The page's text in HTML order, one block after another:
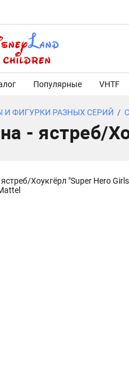
Популярные VHTF
И ФИГУРКИ РАЗНЫХ СЕРИЙ /
- ястреб/